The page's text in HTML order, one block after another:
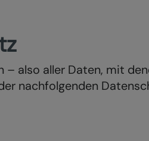
– also aller Daten, mit
nachfolgenden